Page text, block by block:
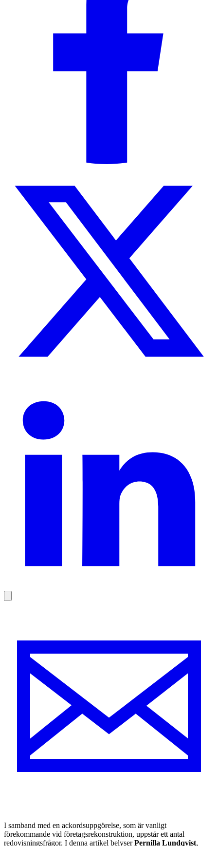
I samband med en ackordsuppgörelse, som är vanligt
förekommande vid företagsrekonstruktion, uppstår ett antal
redovisningsfrågor. I denna artikel belyserPernilla Lundqvist,